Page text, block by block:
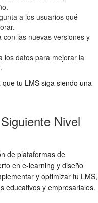
a los usuarios qué
con las nuevas versiones y
los datos para mejorar la
tu LMS siga siendo una
Nivel
de plataformas de
en e-learning y diseño
y optimizar tu LMS,
educativos y empresariales.